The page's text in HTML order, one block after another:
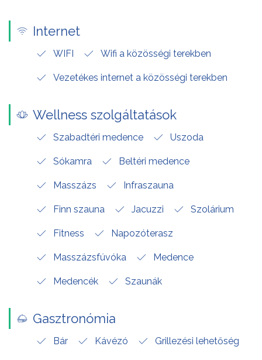
Internet
WIFI Wifi a közösségi terekben
Vezetékes internet a közösségi terekben
Wellness szolgáltatások
Szabadtéri medence Uszoda
Sókamra Beltéri medence
Masszázs Infraszauna
Finn szauna Jacuzzi Szolárium
Fitness Napozóterasz
Masszázsfúvóka Medence
Medencék Szaunák
Gasztronómia
Bár Kávézó Grillezési lehetőség